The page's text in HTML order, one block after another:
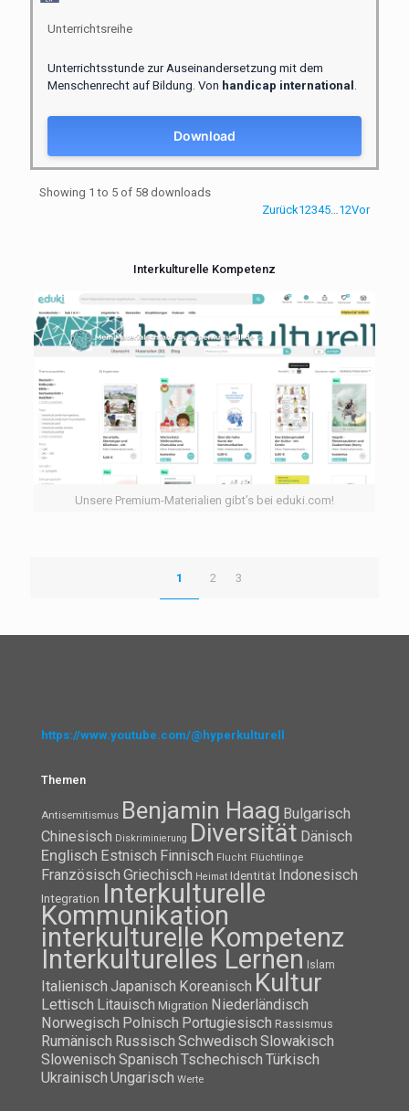
Unterrichtsreihe
Unterrichtsstunde zur Auseinandersetzung mit dem
Menschenrecht auf Bildung. Von handicap international .
Download
Showing 1 to 5 of 58 downloads
Zurück12345…12Vor
Interkulturelle Kompetenz
Unsere Premium-Materialien gibt’s bei eduki.com!
1 2 3
https://www.youtube.com/@hyperkulturell
Themen
Antisemitismus Benjamin Haag Bulgarisch
Chinesisch Diskriminierung Diversität Dänisch
Englisch Estnisch Finnisch Flucht Flüchtlinge
Französisch Griechisch Heimat Identität Indonesisch
Integration Interkulturelle
Kommunikation
interkulturelle Kompetenz
Interkulturelles Lernen Islam
Italienisch Japanisch Koreanisch Kultur
Lettisch Litauisch Migration Niederländisch
Norwegisch Polnisch Portugiesisch Rassismus
Rumänisch Russisch Schwedisch Slowakisch
Slowenisch Spanisch Tschechisch Türkisch
Ukrainisch Ungarisch Werte